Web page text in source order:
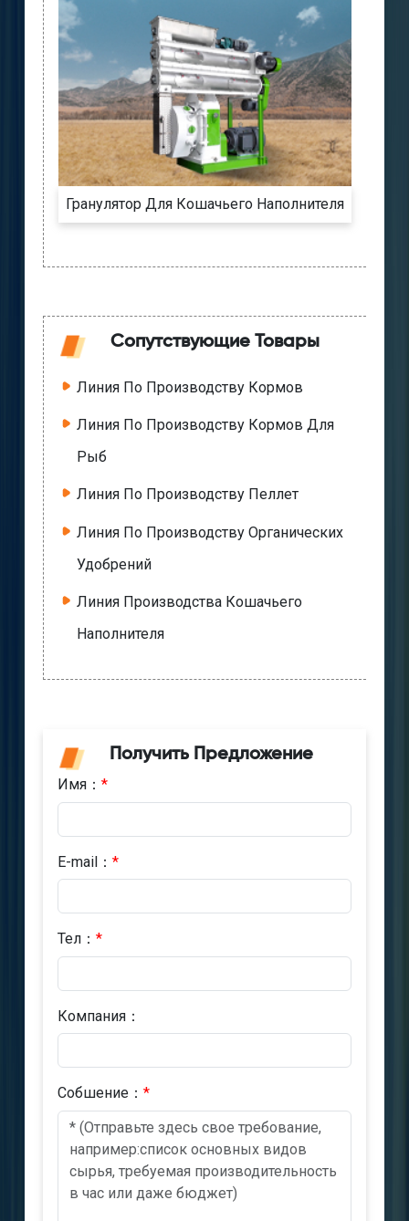
Гранулятор Для Кошачьего Наполнителя
Сопутствующие Товары
Линия По Производству Кормов
Линия По Производству Кормов Для
Рыб
Линия По Производству Пеллет
Линия По Производству Органических
Удобрений
Линия Производства Кошачьего
Наполнителя
Получить Предложение
Имя： *
E-mail： *
Тел： *
Компания：
Cобшениe： *